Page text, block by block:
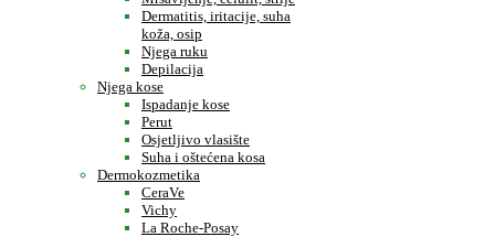
Dermatitis, iritacije, suha
koža, osip
Njega ruku
Depilacija
Njega kose
Ispadanje kose
Perut
Osjetljivo vlasište
Suha i oštećena kosa
Dermokozmetika
CeraVe
Vichy
La Roche-Posay